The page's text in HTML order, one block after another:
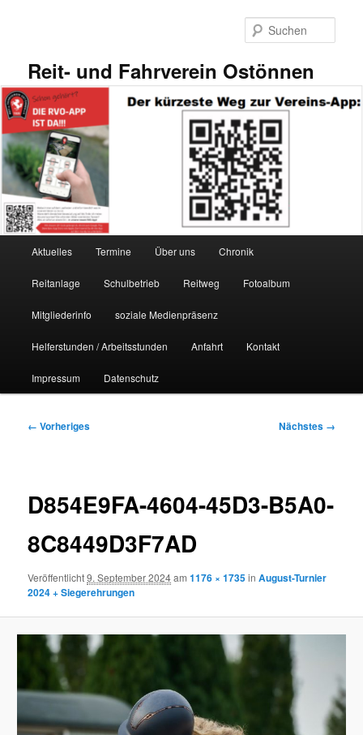
Reit- und Fahrverein Ostönnen
Aktuelles Termine Über uns Chronik
Reitanlage Schulbetrieb Reitweg Fotoalbum
Mitgliederinfo soziale Medienpräsenz
Helferstunden / Arbeitsstunden Anfahrt Kontakt
Impressum Datenschutz
Bilder-
← Vorheriges Nächstes →
D854E9FA-4604-45D3-B5A0-
8C8449D3F7AD
Veröffentlicht9. September 2024am1176 × 1735inAugust-Turnier
2024 + Siegerehrungen